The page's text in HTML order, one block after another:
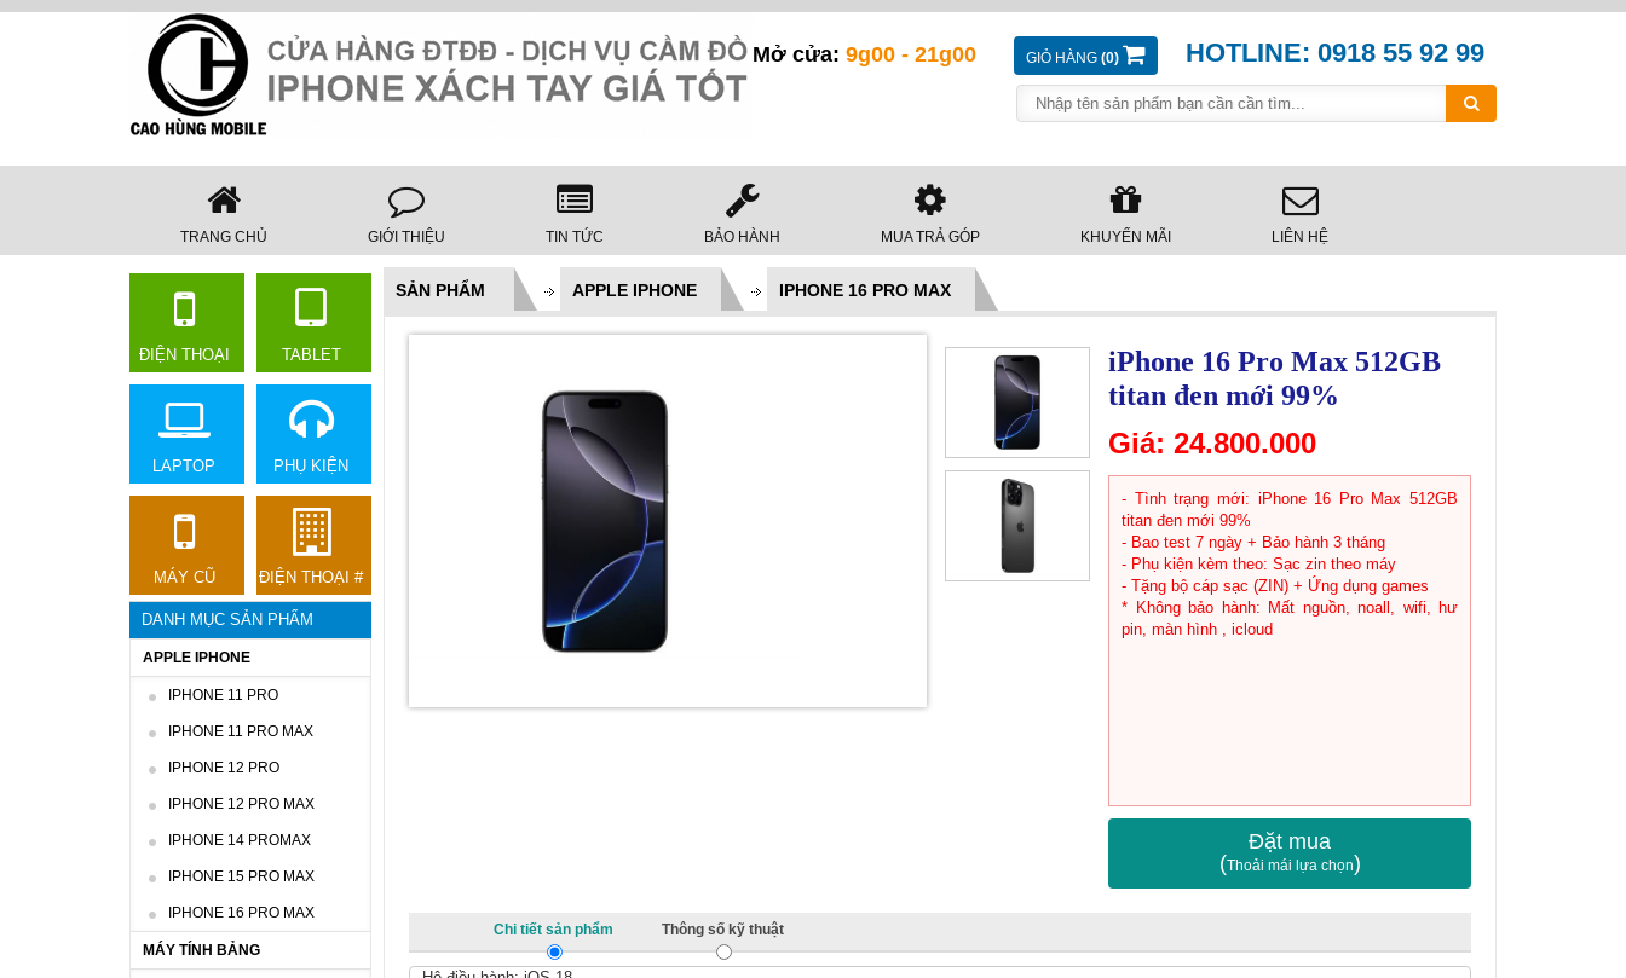
Mở cửa: 9g00 - 21g00 HOTLINE: 0918 55 92 99
GIỎ HÀNG (0)
TRANG CHỦ GIỚI THIỆU TIN TỨC BẢO HÀNH MUA TRẢ GÓP KHUYẾN MÃI LIÊN HỆ
ĐIỆN THOẠI TABLET
LAPTOP PHỤ KIỆN
MÁY CŨ ĐIỆN THOẠI #
DANH MỤC SẢN PHẨM
APPLE IPHONE
IPHONE 11 PRO
IPHONE 11 PRO MAX
IPHONE 12 PRO
IPHONE 12 PRO MAX
IPHONE 14 PROMAX
IPHONE 15 PRO MAX
IPHONE 16 PRO MAX
MÁY TÍNH BẢNG
SẢN PHẨM APPLE IPHONE IPHONE 16 PRO MAX
iPhone 16 Pro Max 512GB
titan đen mới 99%
Giá: 24.800.000
- Tình trạng mới: iPhone 16 Pro Max 512GB
titan đen mới 99%
- Bao test 7 ngày + Bảo hành 3 tháng
- Phụ kiện kèm theo: Sạc zin theo máy
- Tặng bộ cáp sạc (ZIN) + Ứng dụng games
* Không bảo hành: Mất nguồn, noall, wifi, hư
pin, màn hình , icloud
Đặt mua
(Thoải mái lựa chọn)
Chi tiết sản phẩm Thông số kỹ thuật